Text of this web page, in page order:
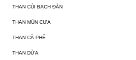
THAN CỦI BẠCH ĐÀN
THAN MÙN CƯA
THAN CÀ PHÊ
THAN DỪA